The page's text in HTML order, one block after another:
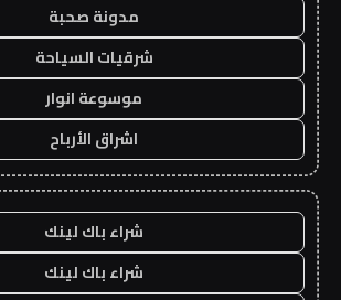
مدونة صحبة
شرقيات السياحة
موسوعة انوار
اشراق الأرباح
شراء باك لينك
شراء باك لينك